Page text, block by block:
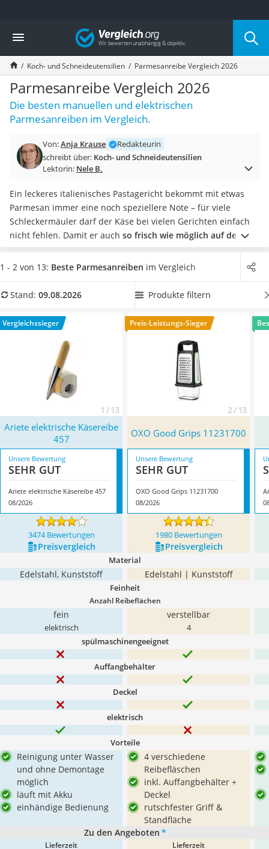
Die beliebtesten Vergleiche nach Kategorie
Haushalt
Wassersprudler
Zentralstaubsauger
Brotbackautomat
Wischroboter
Wäschespinne
Industriestaubsauger
Akku-Staubsauger
Eierkocher
Saug-Wisch-Roboter
Handstaubsauger
Milchaufschäumer
Kondenstrockner
Reiskocher
Heißwasserspender
Ecovacs-Saugroboter
Messerschärfer
Service
Vergleich
Koch- und Schneideutensilien Parmesanreibe Vergleich 2026
Parmesanreibe Vergleich 2026
Die besten manuellen und elektrischen
Parmesanreiben im Vergleich.
Von:Anja Krause
Redakteurin
schreibt über: Koch- und Schneideutensilien
Lektorin: Nele B.
Ein leckeres italienisches Pastagericht bekommt mit etwas
Parmesan immer eine noch speziellere Note – für viele
Schleckermäuler darf der Käse bei vielen Gerichten einfach
nicht fehlen. Damit er auch so frisch wie möglich auf den
Tellern landet, braucht es die passende Parmesanreibe.
Dabei sind Produkte mit Auffangbehälter sehr praktisch, da
dem Teller landet. Und
wer es bequem mag, ist mit einer
achten gilt? Finden Sie es in unserer Test- und
Vergleichstabelle heraus! Überzeugt hat uns hier im August
2026 besonders das Modell
Ariete elektrische Käsereibe 457
mit seinen Eigenschaften.
1 - 2 von 13: Beste Parmesanreiben im Vergleich
Stand: 09.08.2026 Produkte filtern
Vergleichssieger
1 / 13
Preis-Leistungs-Sieger
2 / 13
Ariete elektrische Käsereibe
457
OXO Good Grips 11231700
Unsere Bewertung
SEHR GUT
Ariete elektrische Käsereibe 457
08/2026
Unsere Bewertung
SEHR GUT
OXO Good Grips 11231700
08/2026
3474 Bewertungen 1980 Bewertungen
Preis­vergleich Preis­vergleich
Material
Edelstahl, Kunststoff Edelstahl | Kunststoff
Feinheit
Anzahl Reibeflächen
fein
elektrisch
verstellbar
4
spülmaschinengeeignet
Auffangbehälter
Deckel
elektrisch
Vorteile
Reinigung unter Wasser
und ohne Demontage
möglich
läuft mit Akku
einhändige Bedienung
4 verschiedene
Reibefläschen
inkl. Auffangbehälter +
Deckel
rutschfester Griff &
Standfläche
Zu den Angeboten *
Lieferzeit Lieferzeit